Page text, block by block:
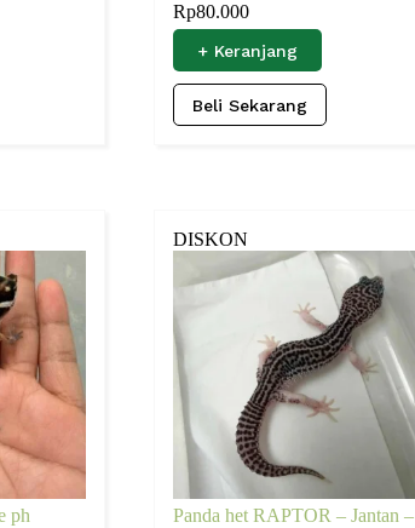
Rp80.000
+ Keranjang
Beli Sekarang
ph
DISKON
Panda het RAPTOR – Jantan –